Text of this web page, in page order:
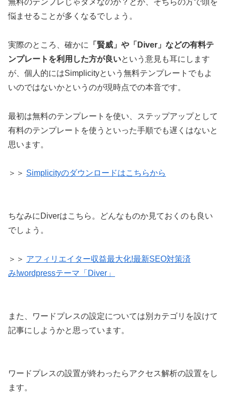
無料のテンプレじゃダメなのか？とか、そちらの方で頭を
悩ませることが多くなるでしょう。
実際のところ、確かに
「賢威」や「Diver」などの有料テ
ンプレートを利用した方が良いという意見も耳にします
が、個人的にはSimplicityという無料テンプレートでもよ
いのではないかというのが現時点での本音です。
最初は無料のテンプレートを使い、ステップアップとして
有料のテンプレートを使うといった手順でも遅くはないと
思います。
＞＞ Simplicityのダウンロードはこちらから
ちなみにDiverはこちら。どんなものか見ておくのも良い
でしょう。
＞＞ アフィリエイター収益最大化!最新SEO対策済
み!wordpressテーマ「Diver」
また、ワードプレスの設定については別カテゴリを設けて
記事にしようかと思っています。
ワードプレスの設置が終わったらアクセス解析の設置をし
ます。